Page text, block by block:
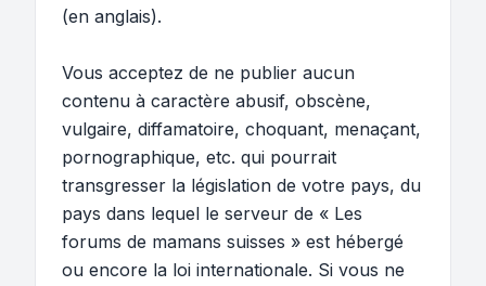
(en anglais).
Vous acceptez de ne publier aucun
contenu à caractère abusif, obscène,
vulgaire, diffamatoire, choquant, menaçant,
pornographique, etc. qui pourrait
transgresser la législation de votre pays, du
pays dans lequel le serveur de « Les
forums de mamans suisses » est hébergé
ou encore la loi internationale. Si vous ne